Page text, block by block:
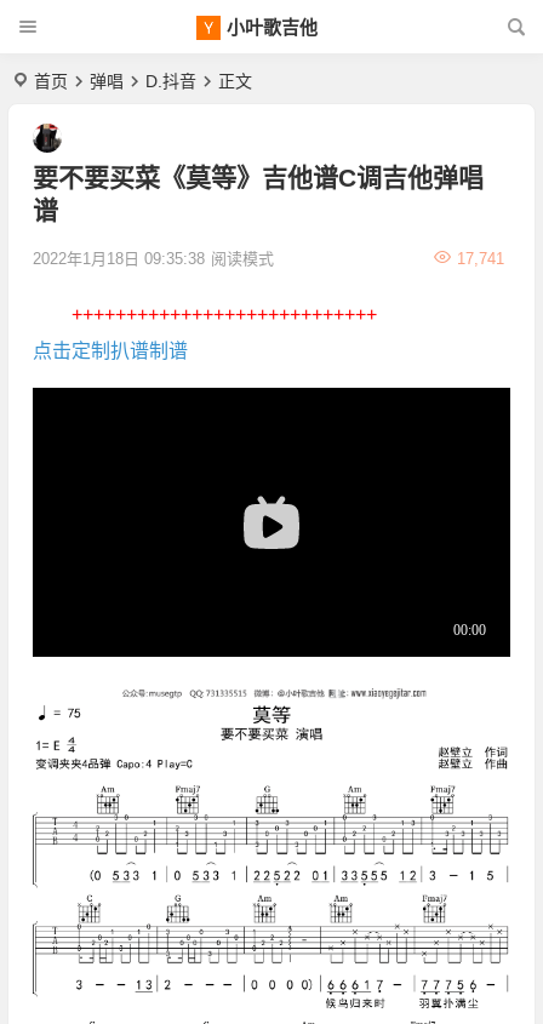
小叶歌吉他
首页 弹唱 D.抖音 正文
要不要买菜《莫等》吉他谱C调吉他弹唱
谱
2022年1月18日 09:35:38 17,741
阅读模式
++++++++++++++++++++++++++++
点击定制扒谱制谱